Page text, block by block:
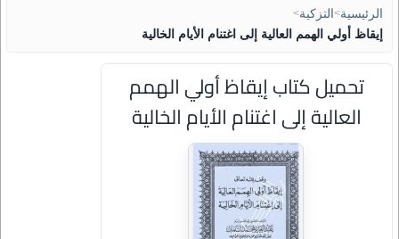
الرئيسية> التزكية>
إيقاظ أولي الهمم العالية إلى اغتنام الأيام الخالية
تحميل كتاب إيقاظ أولي الهمم
العالية إلى اغتنام الأيام الخالية